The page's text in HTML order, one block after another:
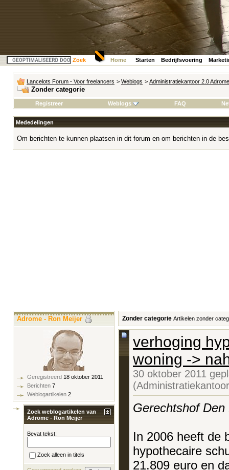
Zoek Home Starten Bedrijfsvoering
Lancelots Forum - Voor freelancers > Weblogs > Administratiekantoor 2.0 Adrome
Zonder categorie
Registreer Weblogs FAQ
Mededelingen
Om berichten te kunnen plaatsen in dit forum en om berichten in de
Zonder categorie Artikelen zonder
verhoging
woning ->
30 oktober 2011
Gerechtshof Den
In 2006 heeft de
hypothecaire
21.809 euro en
Adrome - Ron Meijer
Geregistreerd 18 oktober 2011
Berichten 7
Weblogartikelen 2
Zoek weblogartikelen van
Adrome - Ron Meijer
Bevat tekst:
Zoek alleen in titels